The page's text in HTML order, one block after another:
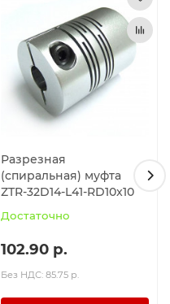
Разрезная
(спиральная) муфта
ZTR-32D14-L41-RD10x10
Достаточно
102.90 р.
Без НДС: 85.75 р.